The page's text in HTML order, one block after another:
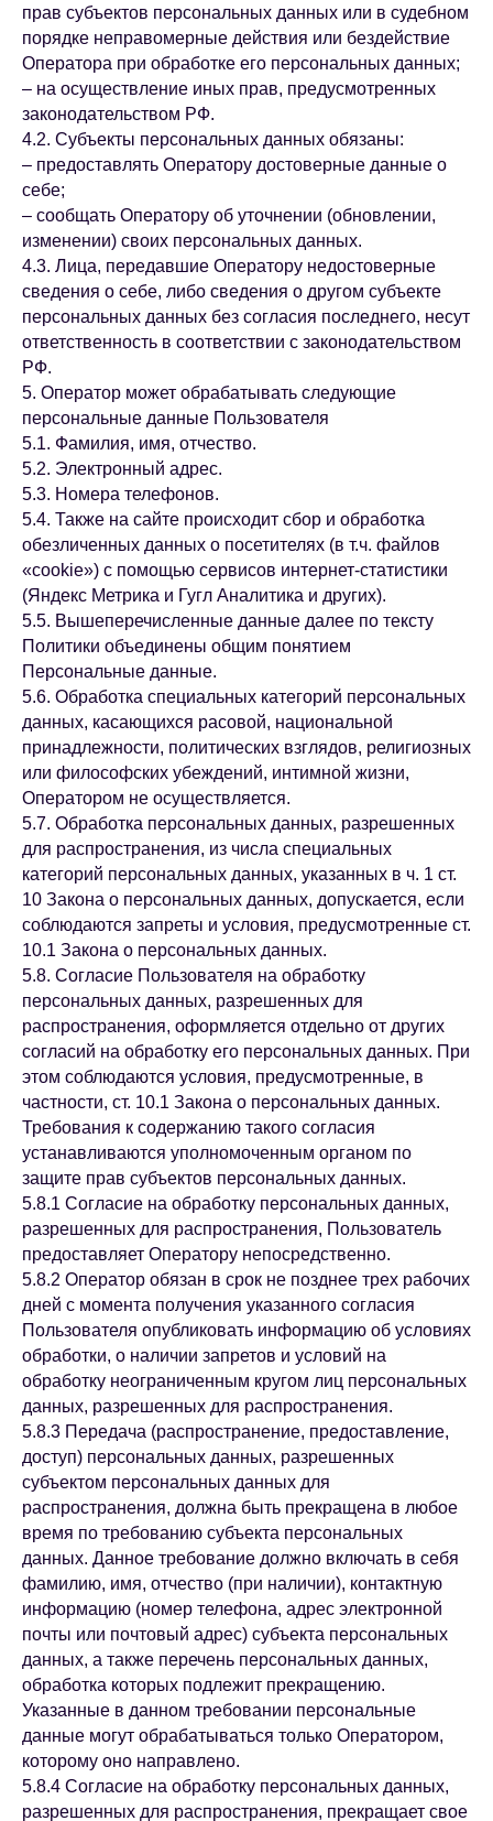
прав субъектов персональных данных или в судебном
порядке неправомерные действия или бездействие
Оператора при обработке его персональных данных;
– на осуществление иных прав, предусмотренных
законодательством РФ.
4.2. Субъекты персональных данных обязаны:
– предоставлять Оператору достоверные данные о
себе;
– сообщать Оператору об уточнении (обновлении,
изменении) своих персональных данных.
4.3. Лица, передавшие Оператору недостоверные
сведения о себе, либо сведения о другом субъекте
персональных данных без согласия последнего, несут
ответственность в соответствии с законодательством
РФ.
5. Оператор может обрабатывать следующие
персональные данные Пользователя
5.1. Фамилия, имя, отчество.
5.2. Электронный адрес.
5.3. Номера телефонов.
5.4. Также на сайте происходит сбор и обработка
обезличенных данных о посетителях (в т.ч. файлов
«cookie») с помощью сервисов интернет-статистики
(Яндекс Метрика и Гугл Аналитика и других).
5.5. Вышеперечисленные данные далее по тексту
Политики объединены общим понятием
Персональные данные.
5.6. Обработка специальных категорий персональных
данных, касающихся расовой, национальной
принадлежности, политических взглядов, религиозных
или философских убеждений, интимной жизни,
Оператором не осуществляется.
5.7. Обработка персональных данных, разрешенных
для распространения, из числа специальных
категорий персональных данных, указанных в ч. 1 ст.
10 Закона о персональных данных, допускается, если
соблюдаются запреты и условия, предусмотренные ст.
10.1 Закона о персональных данных.
5.8. Согласие Пользователя на обработку
персональных данных, разрешенных для
распространения, оформляется отдельно от других
согласий на обработку его персональных данных. При
этом соблюдаются условия, предусмотренные, в
частности, ст. 10.1 Закона о персональных данных.
Требования к содержанию такого согласия
устанавливаются уполномоченным органом по
защите прав субъектов персональных данных.
5.8.1 Согласие на обработку персональных данных,
разрешенных для распространения, Пользователь
предоставляет Оператору непосредственно.
5.8.2 Оператор обязан в срок не позднее трех рабочих
дней с момента получения указанного согласия
Пользователя опубликовать информацию об условиях
обработки, о наличии запретов и условий на
обработку неограниченным кругом лиц персональных
данных, разрешенных для распространения.
5.8.3 Передача (распространение, предоставление,
доступ) персональных данных, разрешенных
субъектом персональных данных для
распространения, должна быть прекращена в любое
время по требованию субъекта персональных
данных. Данное требование должно включать в себя
фамилию, имя, отчество (при наличии), контактную
информацию (номер телефона, адрес электронной
почты или почтовый адрес) субъекта персональных
данных, а также перечень персональных данных,
обработка которых подлежит прекращению.
Указанные в данном требовании персональные
данные могут обрабатываться только Оператором,
которому оно направлено.
5.8.4 Согласие на обработку персональных данных,
разрешенных для распространения, прекращает свое